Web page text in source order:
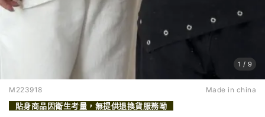
1 / 9
M223918 Made in china
貼身商品因衛生考量，無提供退換貨服務呦